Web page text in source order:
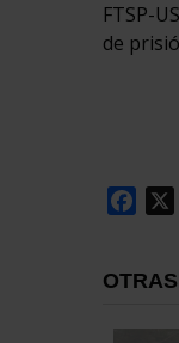
FTSP-
de
OTRAS